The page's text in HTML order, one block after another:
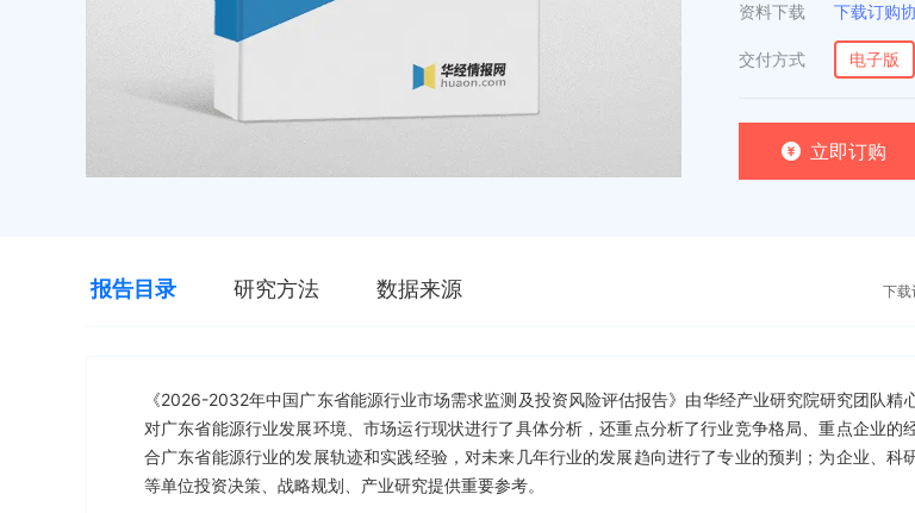
资料下载
下载订购
交付方式 电子版
立即订购
报告目录 研究方法 数据来源 下载
《2026-2032年中国广东省能源行业市场需求监测及投资风险评估报告》由华经产业研究院研究团队精
对广东省能源行业发展环境、市场运行现状进行了具体分析，还重点分析了行业竞争格局、重点企业的
合广东省能源行业的发展轨迹和实践经验，对未来几年行业的发展趋向进行了专业的预判；为企业、科
等单位投资决策、战略规划、产业研究提供重要参考。